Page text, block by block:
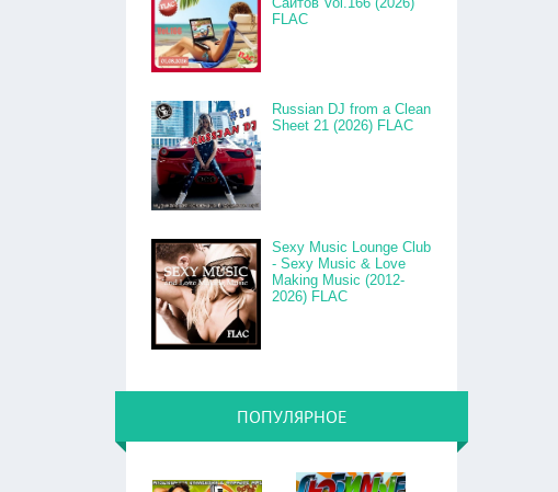
FLAC
Russian DJ from a Clean
Sheet 21 (2026) FLAC
Sexy Music Lounge Club
- Sexy Music & Love
Making Music (2012-
2026) FLAC
ПОПУЛЯРНОЕ